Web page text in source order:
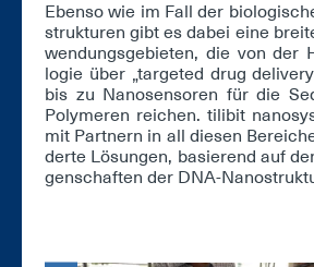
Eben­so wie im Fall der
struk­tu­ren gibt es da­bei ei­ne
wen­dungs­ge­bie­ten, die von der
lo­gie über „tar­ge­ted drug
bis zu Na­no­sen­so­ren für die
Po­ly­me­ren rei­chen. ti­li­bit
mit Part­nern in all die­sen
der­te Lö­sun­gen, ba­sie­rend auf
gen­schaf­ten der DNA-